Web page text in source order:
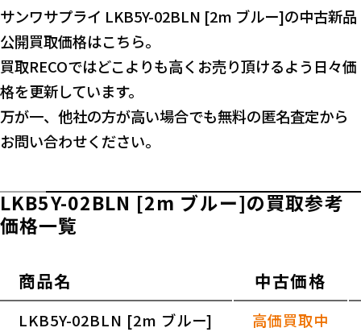
サンワサプライ LKB5Y-02BLN [2m ブルー]の中古新品
公開買取価格はこちら。
買取RECOではどこよりも高くお売り頂けるよう日々価
格を更新しています。
万が一、他社の方が高い場合でも無料の匿名査定から
お問い合わせください。
LKB5Y-02BLN [2m ブルー]の買取参考
価格一覧
商品名 中古価格
LKB5Y-02BLN [2m ブルー] 高価買取中
横スクロールできます